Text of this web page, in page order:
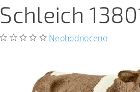
Schleich
Neohodnoceno